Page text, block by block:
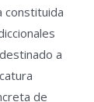
constituida
a
de